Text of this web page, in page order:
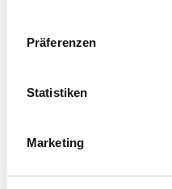
Präferenzen
Statistiken
Marketing
BGM-
Indikator